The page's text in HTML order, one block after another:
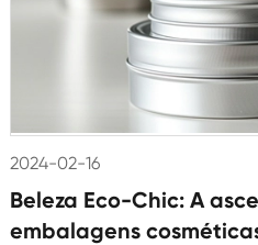
2024-02-16
Beleza Eco-Chic: A
embalagens